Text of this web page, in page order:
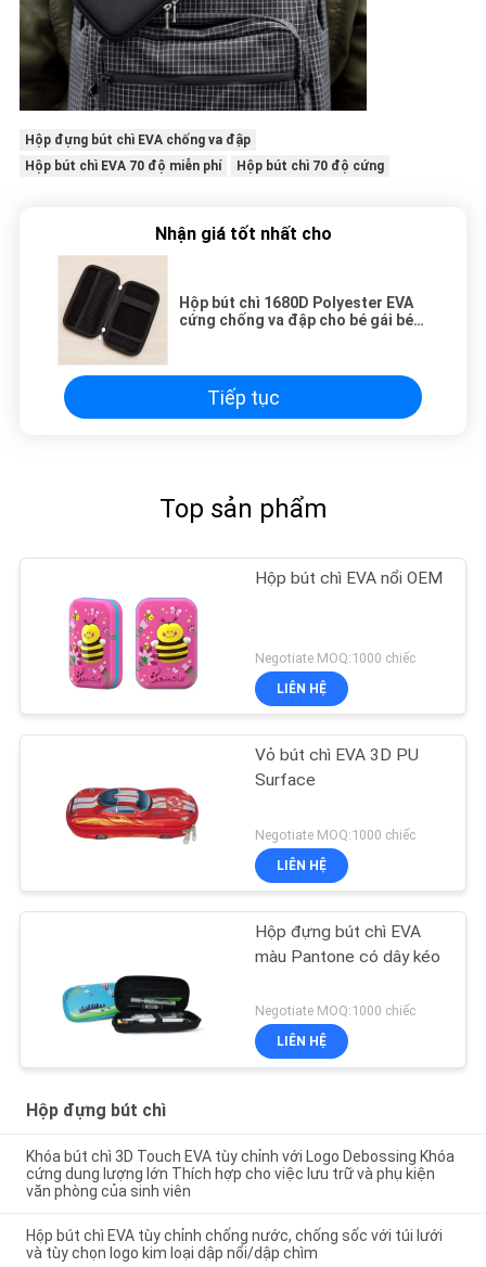
Hộp đựng bút chì EVA chống va đập
Hộp bút chì EVA 70 độ miễn phí
Hộp bút chì 70 độ cứng
Nhận giá tốt nhất cho
Hộp bút chì 1680D Polyester EVA
cứng chống va đập cho bé gái bé
Tiếp tục
Top sản phẩm
Hộp bút chì EVA nổi OEM
Negotiate MOQ:1000 chiếc
LIÊN HỆ
Vỏ bút chì EVA 3D PU
Surface
Negotiate MOQ:1000 chiếc
LIÊN HỆ
Hộp đựng bút chì EVA
màu Pantone có dây kéo
Negotiate MOQ:1000 chiếc
LIÊN HỆ
Hộp đựng bút chì
Khóa bút chì 3D Touch EVA tùy chỉnh với Logo Debossing Khóa
cứng dung lượng lớn Thích hợp cho việc lưu trữ và phụ kiện
văn phòng của sinh viên
Hộp bút chì EVA tùy chỉnh chống nước, chống sốc với túi lưới
và tùy chọn logo kim loại dập nổi/dập chìm